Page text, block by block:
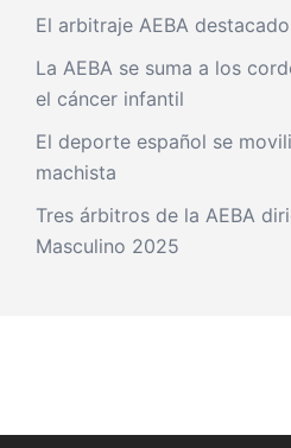
El arbitraje AEBA
La AEBA se suma a los
el cáncer infantil
El deporte español se
machista
Tres árbitros de la AEBA
Masculino 2025